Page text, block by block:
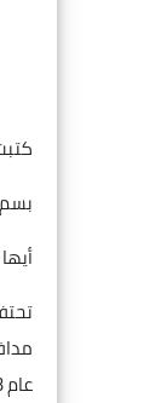
عام 2013، إلا أنها كانت من أعظم أيام تاريخنا الحديث، ففي ظلام اليأس يولد الأمل، ومن قلب المحن تخرج العزيمة والإرادة.